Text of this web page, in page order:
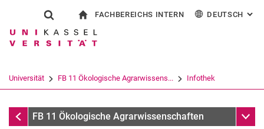
Springe direkt zu: Inhalt
Springe direkt zu: Suche
Springe direkt zu:
Suchformular
Suchbegriff
Suchen (öffnet externen Link in einem
FACHBEREICHS INTERN DEUTSCH :
Universität FB 11 Ökologische Agrarwissens... Infothek
InfothekFB 11 Ökologische Agrarwissenschaften